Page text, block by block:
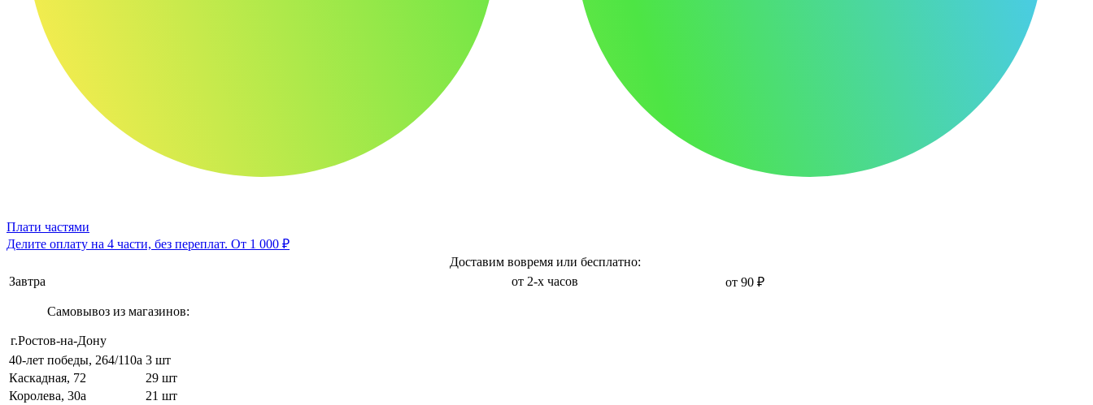
Плати частями
Делите оплату на 4 части, без переплат. От 1 000 ₽
Доставим вовремя или бесплатно:
Завтра
от 2-х часов от 90 ₽
Самовывоз из магазинов:
г.Ростов-на-Дону
40-лет победы, 264/110а 3 шт
Каскадная, 72
29 шт
Королева, 30а
21 шт